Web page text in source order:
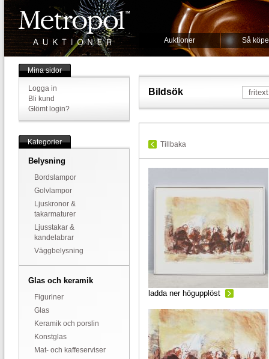
Auktioner Så
Mina sidor
Logga in
Bli kund
Glömt login?
Kategorier
Belysning
Bordslampor
Golvlampor
Ljuskronor &
takarmaturer
Ljusstakar &
kandelabrar
Väggbelysning
Glas och keramik
Figuriner
Glas
Keramik och porslin
Konstglas
Mat- och kaffeserviser
Bildsök
Tillbaka
ladda ner högupplöst